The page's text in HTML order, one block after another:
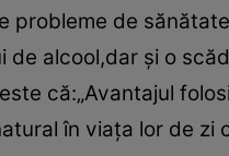
probleme de
de alcool,dar şi o
că:„Avantajul
în viaţa lor de zi